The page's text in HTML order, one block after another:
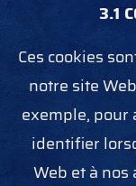
3.1
Ces cookies
notre site
exemple,
identifier
Web et à